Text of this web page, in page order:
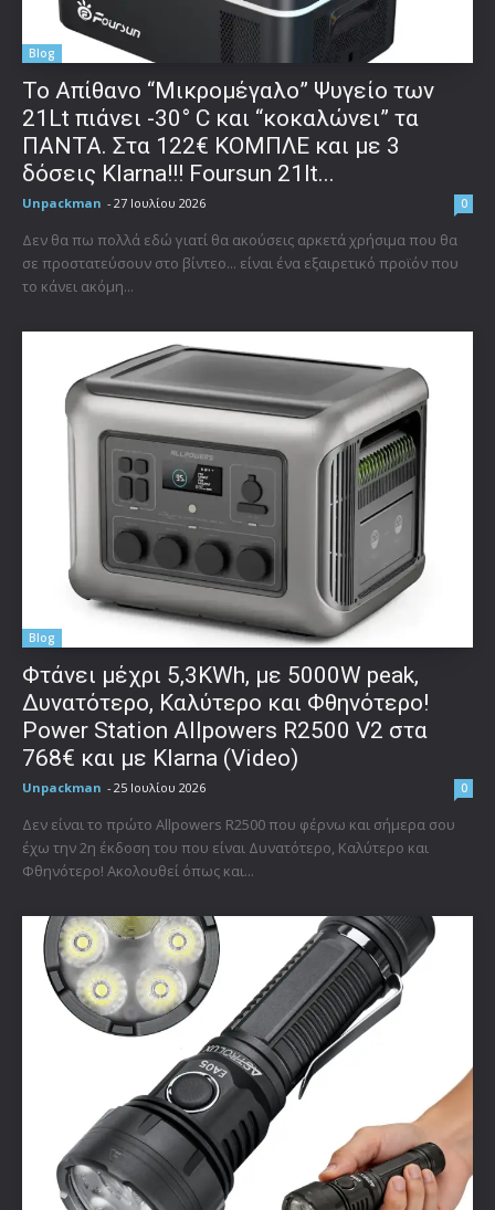
Blog
Το Απίθανο “Μικρομέγαλο” Ψυγείο των
21Lt πιάνει -30° C και “κοκαλώνει” τα
ΠΑΝΤΑ. Στα 122€ ΚΟΜΠΛΕ και με 3
δόσεις Klarna!!! Foursun 21lt...
Unpackman - 27 Ιουλίου 2026 0
Δεν θα πω πολλά εδώ γιατί θα ακούσεις αρκετά χρήσιμα που θα
σε προστατεύσουν στο βίντεο... είναι ένα εξαιρετικό προϊόν που
το κάνει ακόμη...
Blog
Φτάνει μέχρι 5,3KWh, με 5000W peak,
Δυνατότερο, Καλύτερο και Φθηνότερο!
Power Station Allpowers R2500 V2 στα
768€ και με Klarna (Video)
Unpackman - 25 Ιουλίου 2026 0
Δεν είναι το πρώτο Allpowers R2500 που φέρνω και σήμερα σου
έχω την 2η έκδοση του που είναι Δυνατότερο, Καλύτερο και
Φθηνότερο! Ακολουθεί όπως και...